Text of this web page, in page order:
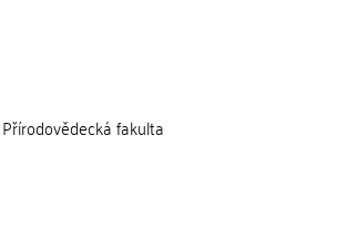
fakulta